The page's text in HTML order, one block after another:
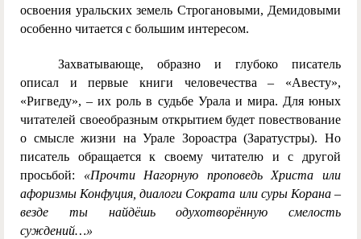
освоения уральских земель Строгановыми, Демидовыми
особенно читается с большим интересом.
Захватывающе, образно и глубоко писатель
описал и первые книги человечества – «Авесту»,
«Ригведу», – их роль в судьбе Урала и мира. Для юных
читателей своеобразным открытием будет повествование
о смысле жизни на Урале Зороастра (Заратустры). Но
писатель обращается к своему читателю и с другой
просьбой: «Прочти Нагорную проповедь Христа или
афоризмы Конфуция, диалоги Сократа или суры Корана –
везде ты найдёшь одухотворённую смелость
суждений…»